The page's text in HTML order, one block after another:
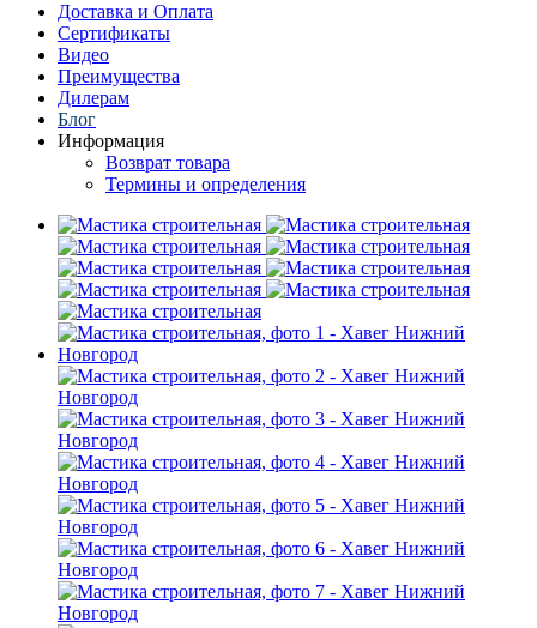
Доставка и Оплата
Сертификаты
Видео
Преимущества
Дилерам
Блог
Информация
Возврат товара
Термины и определения